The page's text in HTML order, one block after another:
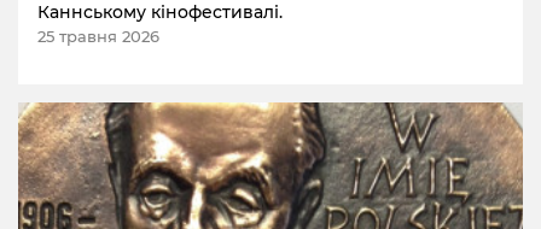
Каннському кінофестивалі.
25 травня 2026